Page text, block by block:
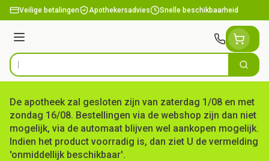
Ga naar de inhoud
Veilige betalingen Apothekersadvies Snelle beschikbaarheid
Menu
Product, merk, categorie... Zoek
De apotheek zal gesloten zijn van zaterdag 1/08 en met
zondag 16/08. Bestellingen via de webshop zijn dan niet
mogelijk, via de automaat blijven wel aankopen mogelijk.
Indien het product voorradig is, dan ziet U de vermelding
'onmiddellijk beschikbaar'.